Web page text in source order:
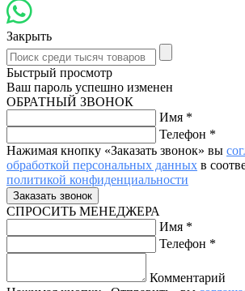
Закрыть
Быстрый просмотр
Ваш пароль успешно изменен
ОБРАТНЫЙ ЗВОНОК
Имя *
Телефон *
Нажимая кнопку «Заказать звонок» вы
обработкой персональных данных в
политикой конфиденциальности
СПРОСИТЬ МЕНЕДЖЕРА
Имя *
Телефон *
Комментарий